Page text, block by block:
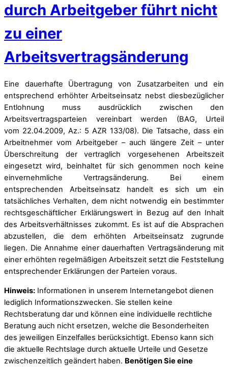
durch Arbeitgeber führt nicht
zu einer
Arbeitsvertragsänderung
Eine dauerhafte Übertragung von Zusatzarbeiten und ein
entsprechend erhöhter Arbeitseinsatz nebst diesbezüglicher
Entlohnung muss ausdrücklich zwischen den
Arbeitsvertragsparteien vereinbart werden (BAG, Urteil
vom 22.04.2009, Az.: 5 AZR 133/08). Die Tatsache, dass ein
Arbeitnehmer vom Arbeitgeber – auch längere Zeit – unter
Überschreitung der vertraglich vorgesehenen Arbeitszeit
eingesetzt wird, beinhaltet für sich genommen noch keine
einvernehmliche Vertragsänderung. Bei einem
entsprechenden Arbeitseinsatz handelt es sich um ein
tatsächliches Verhalten, dem nicht notwendig ein bestimmter
rechtsgeschäftlicher Erklärungswert in Bezug auf den Inhalt
des Arbeitsverhältnisses zukommt. Es ist auf die Absprachen
abzustellen, die dem erhöhten Arbeitseinsatz zugrunde
liegen. Die Annahme einer dauerhaften Vertragsänderung mit
einer erhöhten regelmäßigen Arbeitszeit setzt die Feststellung
entsprechender Erklärungen der Parteien voraus.
Hinweis: Informationen in unserem Internetangebot dienen
lediglich Informationszwecken. Sie stellen keine
Rechtsberatung dar und können eine individuelle rechtliche
Beratung auch nicht ersetzen, welche die Besonderheiten
des jeweiligen Einzelfalles berücksichtigt. Ebenso kann sich
die aktuelle Rechtslage durch aktuelle Urteile und Gesetze
zwischenzeitlich geändert haben. Benötigen Sie eine